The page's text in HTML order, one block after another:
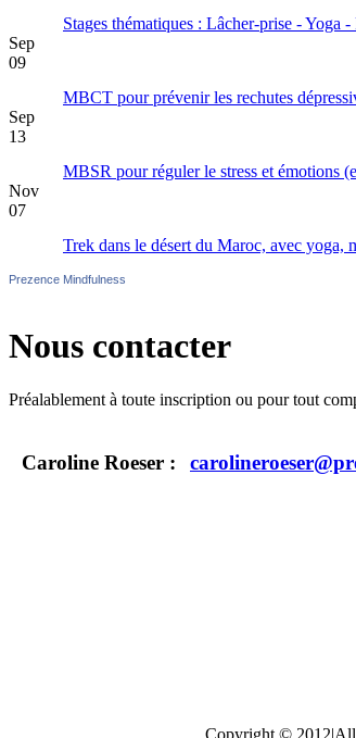
Stages thématiques : Lâcher-prise - Yoga
Sep
09
MBCT pour prévenir les rechutes
Sep
13
MBSR pour réguler le stress et émotions
Nov
07
Trek dans le désert du Maroc, avec
Prezence Mindfulness
Nous contacter
Préalablement à toute inscription ou pour tout
Caroline Roeser :